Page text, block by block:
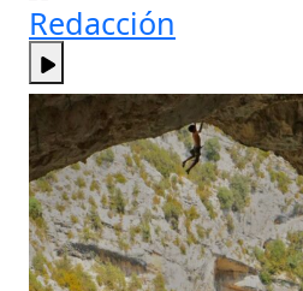
Redacción